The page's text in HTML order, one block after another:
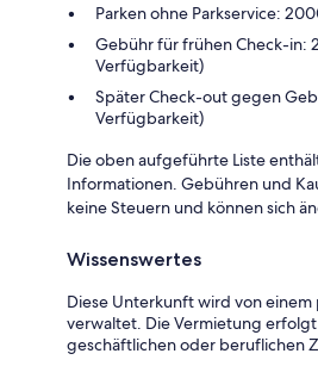
Parken ohne Parkservice:
Gebühr für frühen Check-in:
Verfügbarkeit)
Später Check-out gegen
Verfügbarkeit)
Die oben aufgeführte Liste
Informationen. Gebühren und
keine Steuern und können sich
Wissenswertes
Diese Unterkunft wird von
verwaltet. Die Vermietung
geschäftlichen oder beruflichen